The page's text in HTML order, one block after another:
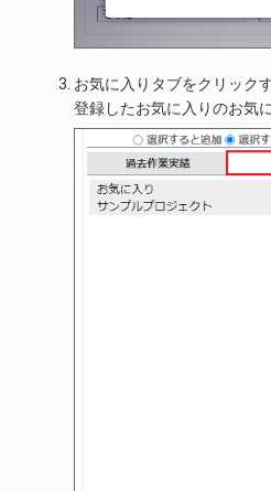
お気に入りタブをクリック
登録したお気に入りのお気